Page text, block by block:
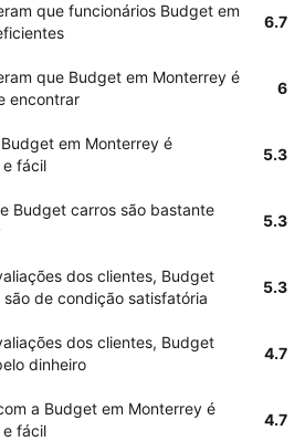
que funcionários Budget em
6.7
que Budget em Monterrey é
encontrar
6
em Monterrey é
fácil
5.3
Budget carros são bastante
5.3
dos clientes, Budget
de condição satisfatória
5.3
dos clientes, Budget
dinheiro
4.7
a Budget em Monterrey é
fácil
4.7